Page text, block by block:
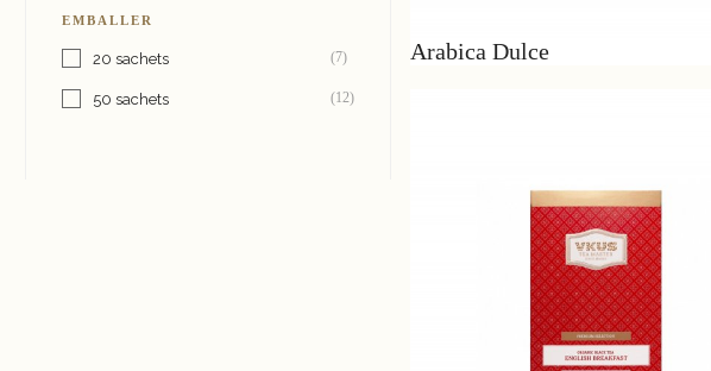
EMBALLER
20 sachets (7)
50 sachets (12)
Arabica Dulce